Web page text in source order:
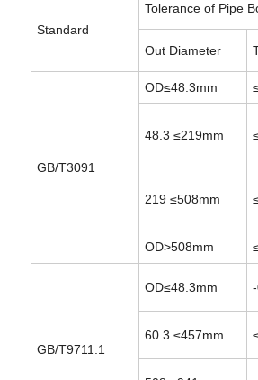
Standard
Tolerance of Pipe
Out Diameter
GB/T3091
OD≤48.3mm
48.3 ≤219mm
219 ≤508mm
OD>508mm
GB/T9711.1
OD≤48.3mm
60.3 ≤457mm